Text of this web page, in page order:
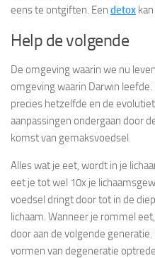
eens te ontgiften. Een detox
Help de volgende
De omgeving waarin we nu
omgeving waarin Darwin
precies hetzelfde en de
aanpassingen ondergaan door
komst van gemaksvoedsel.
Alles wat je eet, wordt in je
eet je tot wel 10x je
voedsel dringt door tot in de
lichaam. Wanneer je rommel
door aan de volgende
vormen van degeneratie